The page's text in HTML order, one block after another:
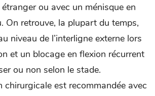
ou avec un ménisque en
On retrouve, la plupart du temps,
niveau de l’interligne externe lors
et un blocage en flexion récurrent
ou non selon le stade.
chirurgicale est recommandée avec